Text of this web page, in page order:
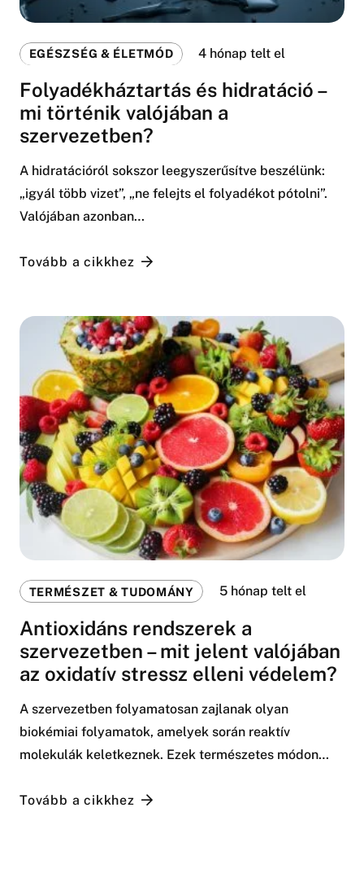
EGÉSZSÉG & ÉLETMÓD 4 hónap telt el
Folyadékháztartás és hidratáció –
mi történik valójában a
szervezetben?
A hidratációról sokszor leegyszerűsítve beszélünk:
„igyál több vizet”, „ne felejts el folyadékot pótolni”.
Valójában azonban…
Tovább a cikkhez
TERMÉSZET & TUDOMÁNY 5 hónap telt el
Antioxidáns rendszerek a
szervezetben – mit jelent valójában
az oxidatív stressz elleni védelem?
A szervezetben folyamatosan zajlanak olyan
biokémiai folyamatok, amelyek során reaktív
molekulák keletkeznek. Ezek természetes módon…
Tovább a cikkhez